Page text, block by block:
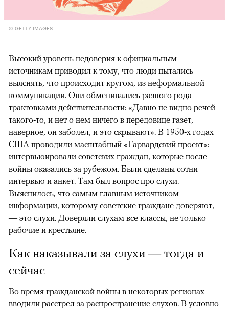
© GETTY IMAGES
Высокий уровень недоверия к официальным
источникам приводил к тому, что люди пытались
выяснять, что происходит кругом, из неформальной
коммуникации. Они обменивались разного рода
трактовками действительности: «Давно не видно речей
такого-то, и нет о нем ничего в передовице газет,
наверное, он заболел, и это скрывают». В 1950-х годах
США проводили масштабный «Гарвардский проект»:
интервьюировали советских граждан, которые после
войны оказались за рубежом. Были сделаны сотни
интервью и анкет. Там был вопрос про слухи.
Выяснилось, что самым главным источником
информации, которому советские граждане доверяют,
— это слухи. Доверяли слухам все классы, не только
рабочие и крестьяне.
Как наказывали за слухи — тогда и
сейчас
Во время гражданской войны в некоторых регионах
вводили расстрел за распространение слухов. В условно